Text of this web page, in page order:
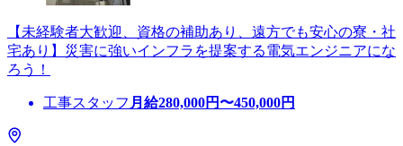
【未経験者大歓迎、資格の補助あり、遠方でも安心の寮・社
宅あり】災害に強いインフラを提案する電気エンジニアにな
ろう！
工事スタッフ 月給280,000円〜450,000円